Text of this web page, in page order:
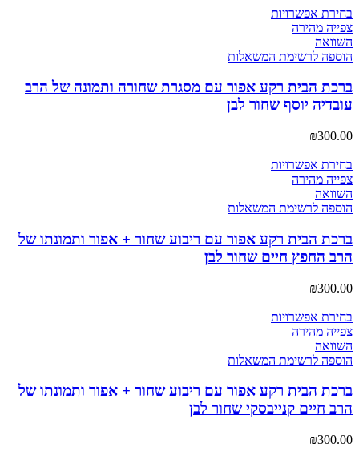
בחירת אפשרויות
צפייה מהירה
השוואה
הוספה לרשימת המשאלות
ברכת הבית רקע אפור עם מסגרת שחורה ותמונה של הרב
עובדיה יוסף שחור לבן
₪300.00
בחירת אפשרויות
צפייה מהירה
השוואה
הוספה לרשימת המשאלות
ברכת הבית רקע אפור עם ריבוע שחור + אפור ותמונתו של
הרב החפץ חיים שחור לבן
₪300.00
בחירת אפשרויות
צפייה מהירה
השוואה
הוספה לרשימת המשאלות
ברכת הבית רקע אפור עם ריבוע שחור + אפור ותמונתו של
הרב חיים קנייבסקי שחור לבן
₪300.00